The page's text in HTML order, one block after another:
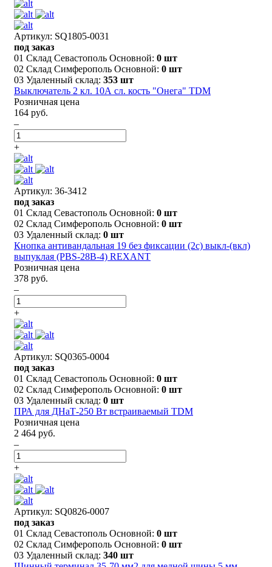
Артикул: SQ1805-0031
под заказ
01 Склад Севастополь Основной: 0 шт
02 Склад Симферополь Основной: 0 шт
03 Удаленный склад: 353 шт
Выключатель 2 кл. 10А сл. кость "Онега" TDM
Розничная цена
164 руб.
–
+
Артикул: 36-3412
под заказ
01 Склад Севастополь Основной: 0 шт
02 Склад Симферополь Основной: 0 шт
03 Удаленный склад: 0 шт
Кнопка антивандальная 19 без фиксации (2с) выкл-(вкл)
выпуклая (PBS-28В-4) REXANT
Розничная цена
378 руб.
–
+
Артикул: SQ0365-0004
под заказ
01 Склад Севастополь Основной: 0 шт
02 Склад Симферополь Основной: 0 шт
03 Удаленный склад: 0 шт
ПРА для ДНаТ-250 Вт встраиваемый TDM
Розничная цена
2 464 руб.
–
+
Артикул: SQ0826-0007
под заказ
01 Склад Севастополь Основной: 0 шт
02 Склад Симферополь Основной: 0 шт
03 Удаленный склад: 340 шт